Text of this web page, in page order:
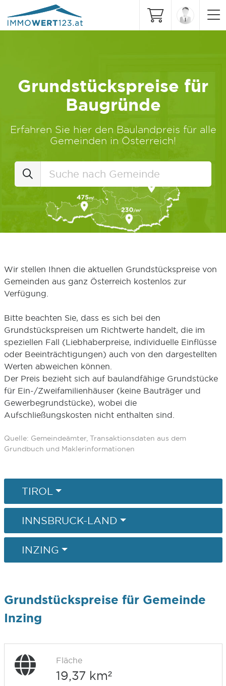
Grundstückspreise für
Baugründe
Erfahren Sie hier den Baulandpreis für alle
Gemeinden in Österreich!
Wir stellen Ihnen die aktuellen Grundstückspreise von
Gemeinden aus ganz Österreich kostenlos zur
Verfügung.
Bitte beachten Sie, dass es sich bei den
Grundstückspreisen um Richtwerte handelt, die im
speziellen Fall (Liebhaberpreise, individuelle Einflüsse
oder Beeinträchtigungen) auch von den dargestellten
Werten abweichen können.
Der Preis bezieht sich auf baulandfähige Grundstücke
für Ein-/Zweifamilienhäuser (keine Bauträger und
Gewerbegrundstücke), wobei die
Aufschließungskosten nicht enthalten sind.
Quelle: Gemeindeämter, Transaktionsdaten aus dem
Grundbuch und Maklerinformationen
TIROL
INNSBRUCK-LAND
INZING
Grundstückspreise für Gemeinde
Inzing
Fläche
19,37 km²